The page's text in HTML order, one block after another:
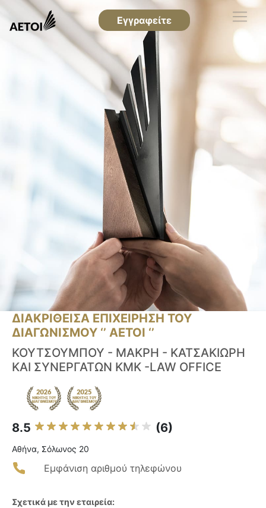
Εγγραφείτε
ΔΙΑΚΡΙΘΕΙΣΑ ΕΠΙΧΕΙΡΗΣΗ ΤΟΥ
ΔΙΑΓΩΝΙΣΜΟΥ ‘’ ΑΕΤΟΙ ‘’
ΚΟΥΤΣΟΥΜΠΟΥ - ΜΑΚΡΗ - ΚΑΤΣΑΚΙΩΡΗ
ΚΑΙ ΣΥΝΕΡΓΑΤΩΝ KMK -LAW OFFICE
8.5 (6)
Αθήνα, Σόλωνος 20
Εμφάνιση αριθμού τηλεφώνου
Σχετικά με την εταιρεία: